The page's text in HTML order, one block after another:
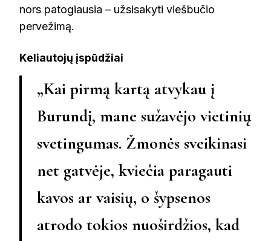
nors patogiausia – užsisakyti viešbučio
pervežimą.
Keliautojų įspūdžiai
„Kai pirmą kartą atvykau į
Burundį, mane sužavėjo vietinių
svetingumas. Žmonės sveikinasi
net gatvėje, kviečia paragauti
kavos ar vaisių, o šypsenos
atrodo tokios nuoširdžios, kad